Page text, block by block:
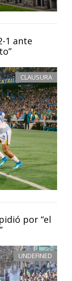
1 ante
CLAUSURA
por “el
UNDEFINED